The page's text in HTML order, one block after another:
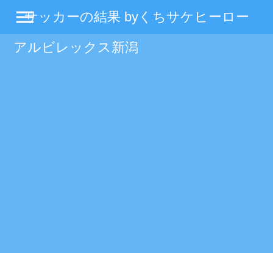
サッカーの結果 byくちサケヒーロー
menu
アルビレックス新潟